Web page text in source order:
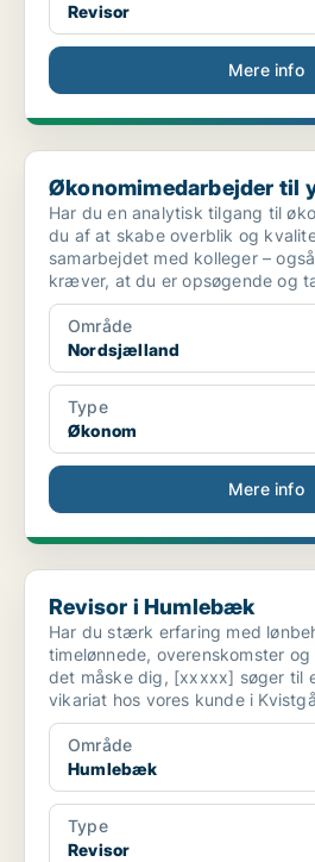
Revisor
Mere info
Økonomimedarbejder til
Økonomimedarbejder til
Har du en analytisk tilgang til
du af at skabe overblik og
samarbejdet med kolleger –
kræver, at du er opsøgende og
Område
Nordsjælland
Type
Økonom
Mere info
Revisor i Humlebæk
Revisor i Humlebæk
Har du stærk erfaring med
timelønnede, overenskomster og
det måske dig, [xxxxx] søger til
vikariat hos vores kunde i
Område
Humlebæk
Type
Revisor